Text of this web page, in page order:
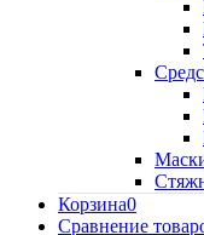
Корзина0
Сравнение